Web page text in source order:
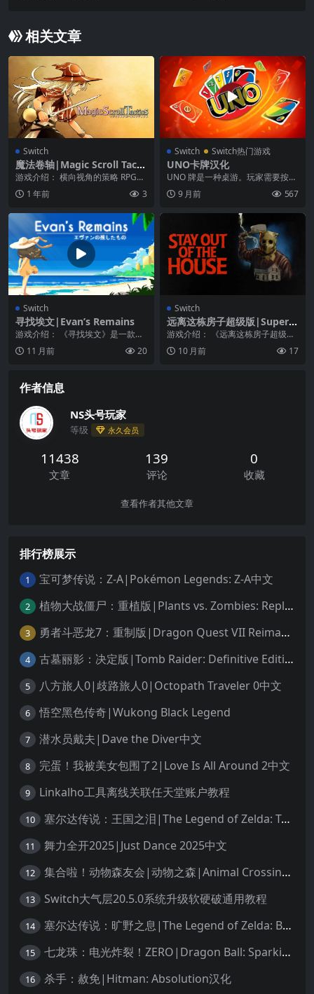
相关文章
Switch
魔法卷轴|Magic Scroll Tacti
cs中文
游戏介绍： 横向视角的策略 RPG，
利用制高点，扭转战局吧！ 横向策
略 RPG ...
1 年前 3
Switch Switch热门游戏
UNO卡牌汉化
UNO 牌是一种桌游。玩家需要按照
游戏的打牌规则取得胜利。UNO 牌
（拉丁语“第...
9 月前 567
Switch
寻找埃文|Evan’s Remains
游戏介绍： 《寻找埃文》是一款悬
疑解谜冒险游戏，故事围绕找寻失
踪男孩埃文展开，这...
11 月前 20
Switch
远离这栋房子超级版|Super S
tay Out of the House
游戏介绍： 《远离这栋房子超级
版》当你试图逃离一个食人族连环
杀手的房子时，你的座...
10 月前 17
作者信息
NS头号玩家
等级 永久会员
11438
文章
139
评论
0
收藏
查看作者其他文章
排行榜展示
1 宝可梦传说：Z-A|Pokémon Legends: Z-A中文
2 植物大战僵尸：重植版|Plants vs. Zombies: Replanted中文
3 勇者斗恶龙7：重制版|Dragon Quest VII Reimagined中文
4 古墓丽影：决定版|Tomb Raider: Definitive Edition中文
5 八方旅人0|歧路旅人0|Octopath Traveler 0中文
6 悟空黑色传奇|Wukong Black Legend
7 潜水员戴夫|Dave the Diver中文
8 完蛋！我被美女包围了2|Love Is All Around 2中文
9 Linkalho工具离线关联任天堂账户教程
10 塞尔达传说：王国之泪|The Legend of Zelda: Tears of the Kingdom中文
11 舞力全开2025|Just Dance 2025中文
12 集合啦！动物森友会|动物之森|Animal Crossing: New Horizons中文
13 Switch大气层20.5.0系统升级软硬破通用教程
14 塞尔达传说：旷野之息|The Legend of Zelda: Breath of the Wild中文
15 七龙珠：电光炸裂！ZERO|Dragon Ball: Sparking! Zero中文
16 杀手：赦免|Hitman: Absolution汉化